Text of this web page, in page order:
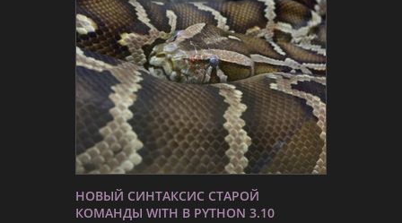
НОВЫЙ СИНТАКСИС СТАРОЙ
КОМАНДЫ WITH В PYTHON 3.10